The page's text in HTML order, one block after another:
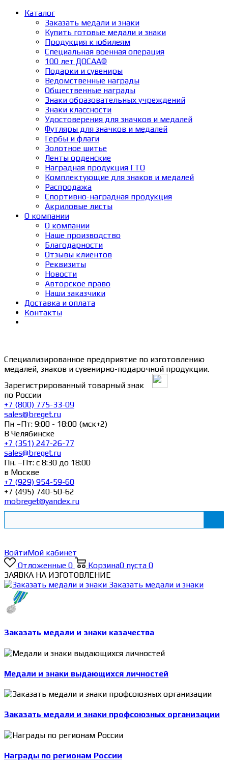
Каталог
Заказать медали и знаки
Купить готовые медали и знаки
Продукция к юбилеям
Специальная военная операция
100 лет ДОСААФ
Подарки и сувениры
Ведомственные награды
Общественные награды
Знаки образовательных учреждений
Знаки классности
Удостоверения для значков и медалей
Футляры для значков и медалей
Гербы и флаги
Золотное шитье
Ленты орденские
Наградная продукция ГТО
Комплектующие для знаков и медалей
Распродажа
Спортивно-наградная продукция
Акриловые листы
О компании
О компании
Наше производство
Благодарности
Отзывы клиентов
Реквизиты
Новости
Авторское право
Наши заказчики
Доставка и оплата
Контакты
Специализированное предприятие по изготовлению
медалей, знаков и сувенирно-подарочной продукции.
Зарегистрированный товарный знак
по России
+7 (800) 775-33-09
sales@breget.ru
Пн –Пт: 9:00 - 18:00 (мск+2)
В Челябинске
+7 (351) 247-26-77
sales@breget.ru
Пн. –Пт: с 8:30 до 18:00
в Москве
+7 (929) 954-59-60
+7 (495) 740-50-62
mobreget@yandex.ru
ВойтиМой кабинет
Отложенные 0 Корзина0 пуста 0
ЗАЯВКА НА ИЗГОТОВЛЕНИЕ
Заказать медали и знаки
Заказать медали и знаки казачества
Медали и знаки выдающихся личностей
Заказать медали и знаки профсоюзных организации
Награды по регионам России